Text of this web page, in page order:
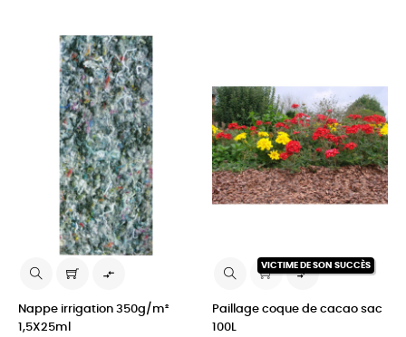

Nappe irrigation 350g/m²
1,5X25ml
VICTIME DE SON SUCCÈS

Paillage coque de cacao sac
100L